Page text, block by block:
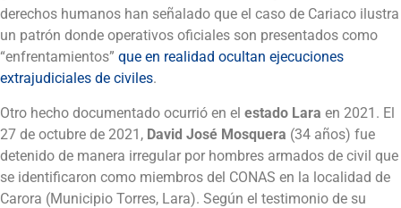
derechos humanos han señalado que el caso de Cariaco ilustra
un patrón donde operativos oficiales son presentados como
“enfrentamientos” que en realidad ocultan ejecuciones
extrajudiciales de civiles.
Otro hecho documentado ocurrió en el estado Lara en 2021. El
27 de octubre de 2021, David José Mosquera (34 años) fue
detenido de manera irregular por hombres armados de civil que
se identificaron como miembros del CONAS en la localidad de
Carora (Municipio Torres, Lara). Según el testimonio de su